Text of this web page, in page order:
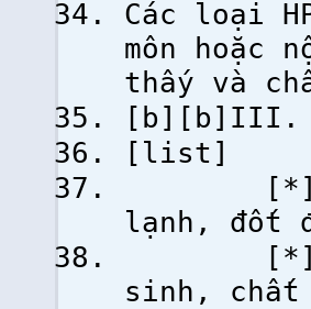
Các loại
môn hoặc
thấy và
[b][b]III.
[list]
[*]Loại
lạnh, đốt
[*]Điều
sinh,